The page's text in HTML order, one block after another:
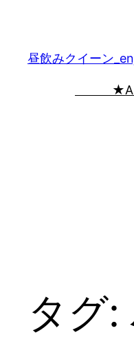
昼飲みクイーン
タグ: